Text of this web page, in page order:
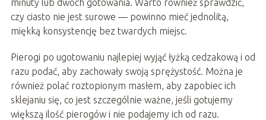
czy ciasto nie jest surowe — powinno mieć jednolitą,
miękką konsystencję bez twardych miejsc.
Pierogi po ugotowaniu najlepiej wyjąć łyżką cedzakową i od
razu podać, aby zachowały swoją sprężystość. Można je
również polać roztopionym masłem, aby zapobiec ich
sklejaniu się, co jest szczególnie ważne, jeśli gotujemy
większą ilość pierogów i nie podajemy ich od razu.